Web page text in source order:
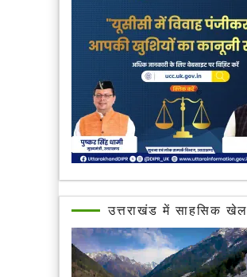
उत्तराखंड में साहसिक खेल